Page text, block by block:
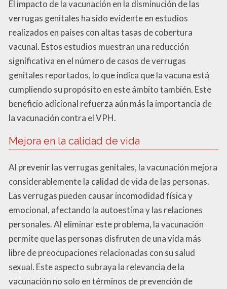
El impacto de la vacunación en la disminución de las
verrugas genitales ha sido evidente en estudios
realizados en países con altas tasas de cobertura
vacunal. Estos estudios muestran una reducción
significativa en el número de casos de verrugas
genitales reportados, lo que indica que la vacuna está
cumpliendo su propósito en este ámbito también. Este
beneficio adicional refuerza aún más la importancia de
la vacunación contra el VPH.
Mejora en la calidad de vida
Al prevenir las verrugas genitales, la vacunación mejora
considerablemente la calidad de vida de las personas.
Las verrugas pueden causar incomodidad física y
emocional, afectando la autoestima y las relaciones
personales. Al eliminar este problema, la vacunación
permite que las personas disfruten de una vida más
libre de preocupaciones relacionadas con su salud
sexual. Este aspecto subraya la relevancia de la
vacunación no solo en términos de prevención de